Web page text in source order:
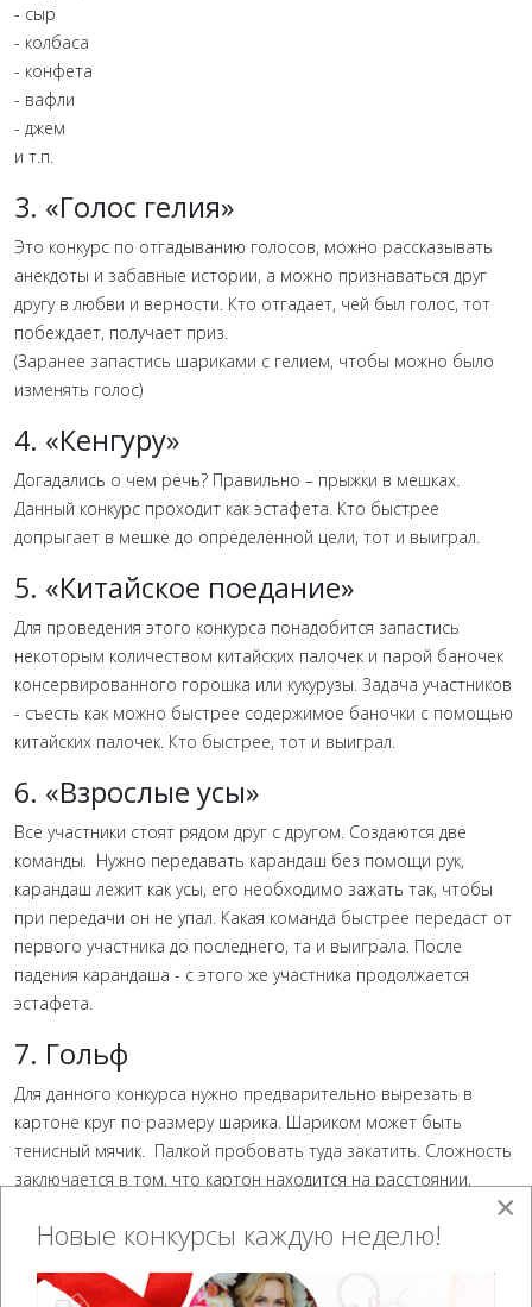
- сыр
- колбаса
- конфета
- вафли
- джем
и т.п.
3. «Голос гелия»
Это конкурс по отгадыванию голосов, можно рассказывать
анекдоты и забавные истории, а можно признаваться друг
другу в любви и верности. Кто отгадает, чей был голос, тот
побеждает, получает приз.
(Заранее запастись шариками с гелием, чтобы можно было
изменять голос)
4. «Кенгуру»
Догадались о чем речь? Правильно – прыжки в мешках.
Данный конкурс проходит как эстафета. Кто быстрее
допрыгает в мешке до определенной цели, тот и выиграл.
5. «Китайское поедание»
Для проведения этого конкурса понадобится запастись
некоторым количеством китайских палочек и парой баночек
консервированного горошка или кукурузы. Задача участников
- съесть как можно быстрее содержимое баночки с помощью
китайских палочек. Кто быстрее, тот и выиграл.
6. «Взрослые усы»
Все участники стоят рядом друг с другом. Создаются две
команды. Нужно передавать карандаш без помощи рук,
карандаш лежит как усы, его необходимо зажать так, чтобы
при передачи он не упал. Какая команда быстрее передаст от
первого участника до последнего, та и выиграла. После
падения карандаша - с этого же участника продолжается
эстафета.
7. Гольф
Для данного конкурса нужно предварительно вырезать в
картоне круг по размеру шарика. Шариком может быть
тенисный мячик. Палкой пробовать туда закатить. Сложность
заключается в том, что картон находится на расстоянии,
проводить командами или парами.
8. Передача шарика
×
Новые конкурсы каждую неделю!